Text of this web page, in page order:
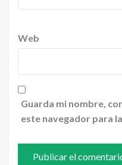
Web
Guarda mi nombre,
este navegador para